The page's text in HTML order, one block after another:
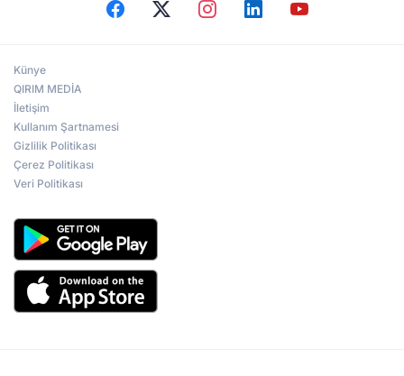
Künye
QIRIM MEDİA
İletişim
Kullanım Şartnamesi
Gizlilik Politikası
Çerez Politikası
Veri Politikası